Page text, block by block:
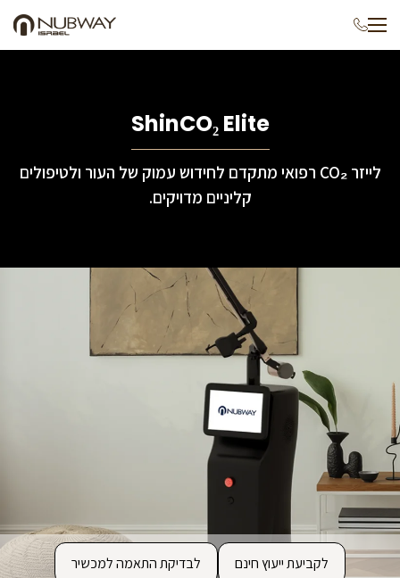
ShinCO₂ Elite
לייזר CO₂ רפואי מתקדם לחידוש עמוק של העור ולטיפולים
קליניים מדויקים.
לקביעת ייעוץ חינם לבדיקת התאמה למכשיר